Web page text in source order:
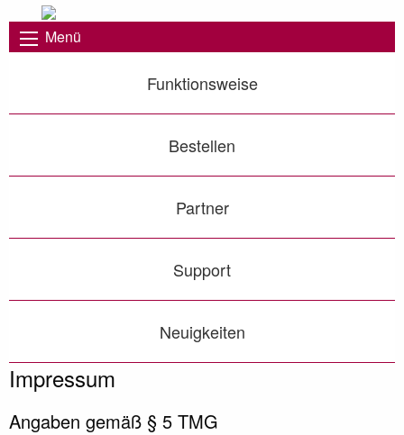
Menü
Funktionsweise
Bestellen
Partner
Support
Neuigkeiten
Impressum
Angaben gemäß § 5 TMG